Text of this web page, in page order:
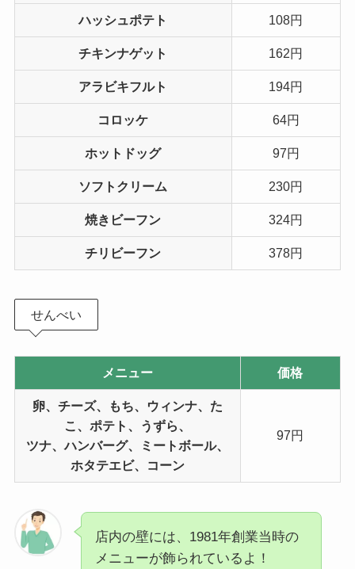
ハッシュポテト 108円
チキンナゲット 162円
アラビキフルト 194円
コロッケ 64円
ホットドッグ 97円
ソフトクリーム 230円
焼きビーフン 324円
チリビーフン 378円
せんべい
メニュー 価格
卵、チーズ、もち、ウィンナ、た
こ、ポテト、うずら、
ツナ、ハンバーグ、ミートボール、
ホタテエビ、コーン
97円
店内の壁には、1981年創業当時の
メニューが飾られているよ！